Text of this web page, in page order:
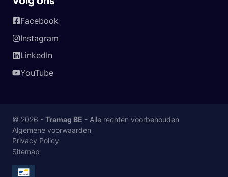
Facebook
Instagram
LinkedIn
YouTube
© 2026 - Tramag BE - Alle rechten voorbehouden
Algemene voorwaarden
Privacy Policy
Sitemap